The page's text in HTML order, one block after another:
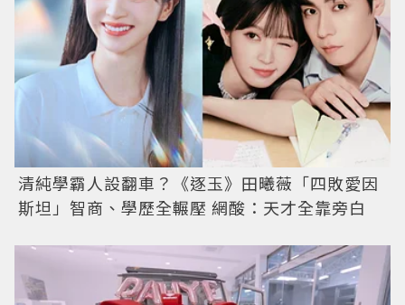
清純學霸人設翻車？《逐玉》田曦薇「四敗愛因
斯坦」智商、學歷全輾壓 網酸：天才全靠旁白